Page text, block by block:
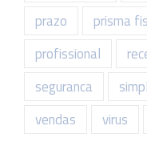
prazo
prisma
profissional
seguranca
vendas
virus